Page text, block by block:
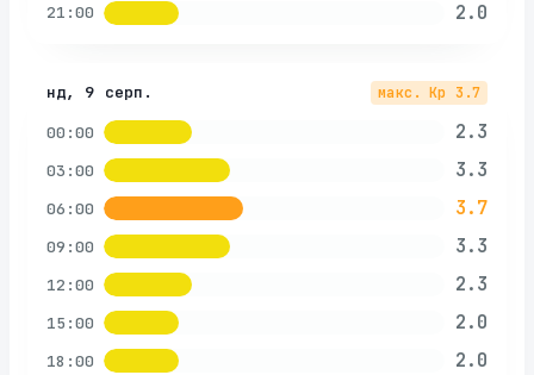
21:00 2.0
нд, 9 серп. макс. Kp 3.7
00:00 2.3
03:00 3.3
06:00 3.7
09:00 3.3
12:00 2.3
15:00 2.0
18:00 2.0